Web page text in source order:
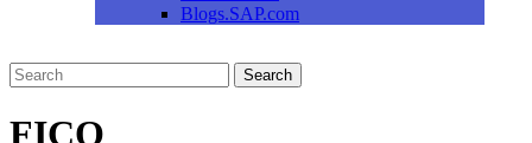
Blogs.SAP.com
FICO